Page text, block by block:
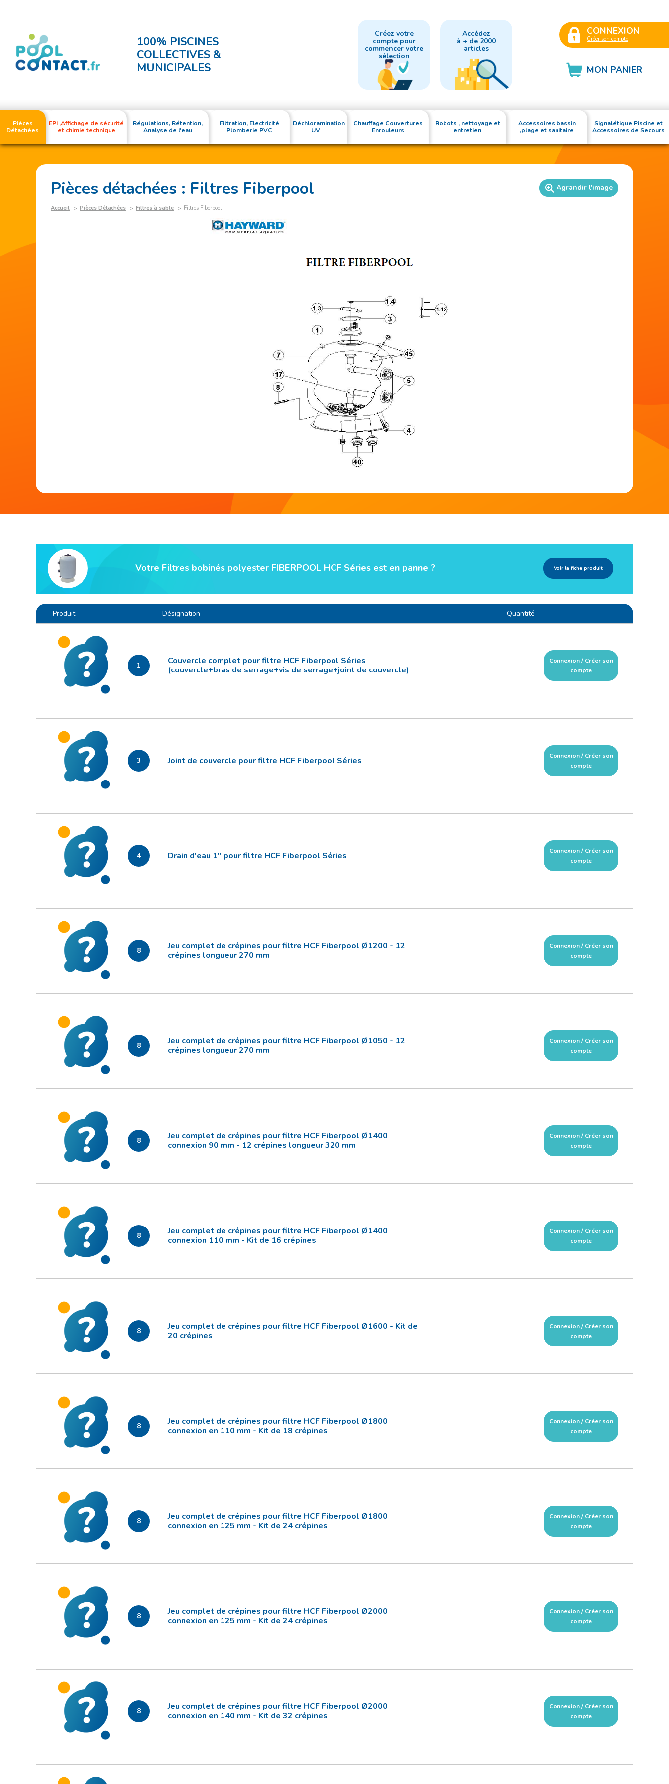
100% PISCINES
COLLECTIVES &
MUNICIPALES
Créez votre
compte pour
commencer votre
sélection
Accédez
à + de 2000
articles
CONNEXION
Créer son compte
MON PANIER
Pièces
Détachées
EPI ,Affichage de sécurité
et chimie technique
Régulations, Rétention,
Analyse de l'eau
Filtration, Electricité
Plomberie PVC
Déchloramination
UV
Chauffage Couvertures
Enrouleurs
Robots , nettoyage et
entretien
Accessoires bassin
,plage et sanitaire
Signalétique Piscine et
Accessoires de Secours
Pièces détachées : Filtres Fiberpool Agrandir l'image
Accueil Pièces Détachées Filtres à sable Filtres Fiberpool
Votre Filtres bobinés polyester FIBERPOOL HCF Séries est en panne ? Voir la fiche produit
Produit Désignation Quantité
1
Couvercle complet pour filtre HCF Fiberpool Séries
(couvercle+bras de serrage+vis de serrage+joint de couvercle)
Connexion / Créer son
compte
3 Joint de couvercle pour filtre HCF Fiberpool Séries
Connexion / Créer son
compte
4 Drain d'eau 1'' pour filtre HCF Fiberpool Séries
Connexion / Créer son
compte
8
Jeu complet de crépines pour filtre HCF Fiberpool Ø1200 - 12
crépines longueur 270 mm
Connexion / Créer son
compte
8
Jeu complet de crépines pour filtre HCF Fiberpool Ø1050 - 12
crépines longueur 270 mm
Connexion / Créer son
compte
8
Jeu complet de crépines pour filtre HCF Fiberpool Ø1400
connexion 90 mm - 12 crépines longueur 320 mm
Connexion / Créer son
compte
8
Jeu complet de crépines pour filtre HCF Fiberpool Ø1400
connexion 110 mm - Kit de 16 crépines
Connexion / Créer son
compte
8
Jeu complet de crépines pour filtre HCF Fiberpool Ø1600 - Kit de
20 crépines
Connexion / Créer son
compte
8
Jeu complet de crépines pour filtre HCF Fiberpool Ø1800
connexion en 110 mm - Kit de 18 crépines
Connexion / Créer son
compte
8
Jeu complet de crépines pour filtre HCF Fiberpool Ø1800
connexion en 125 mm - Kit de 24 crépines
Connexion / Créer son
compte
8
Jeu complet de crépines pour filtre HCF Fiberpool Ø2000
connexion en 125 mm - Kit de 24 crépines
Connexion / Créer son
compte
8
Jeu complet de crépines pour filtre HCF Fiberpool Ø2000
connexion en 140 mm - Kit de 32 crépines
Connexion / Créer son
compte